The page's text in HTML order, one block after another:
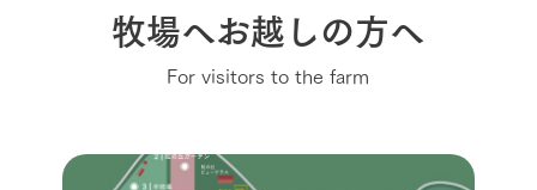
牧場へお越しの方へ
For visitors to the farm